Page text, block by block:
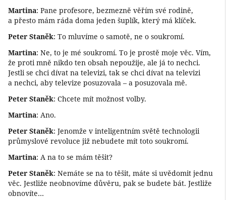
Martina: Pane profesore, bezmezně věřím své rodině,
a přesto mám ráda doma jeden šuplík, který má klíček.
Peter Staněk: To mluvíme o samotě, ne o soukromí.
Martina: Ne, to je mé soukromí. To je prostě moje věc. Vím,
že proti mně nikdo ten obsah nepoužije, ale já to nechci.
Jestli se chci dívat na televizi, tak se chci dívat na televizi
a nechci, aby televize posuzovala – a posuzovala mě.
Peter Staněk: Chcete mít možnost volby.
Martina: Ano.
Peter Staněk: Jenomže v inteligentním světě technologii
průmyslové revoluce již nebudete mít toto soukromí.
Martina: A na to se mám těšit?
Peter Staněk: Nemáte se na to těšit, máte si uvědomit jednu
věc. Jestliže neobnovíme důvěru, pak se budete bát. Jestliže
obnovíte…